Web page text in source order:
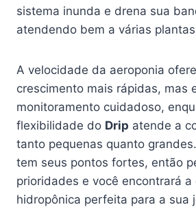
sistema inunda e drena sua
atendendo bem a várias
A velocidade da aeroponia
crescimento mais rápidas, mas
monitoramento cuidadoso,
flexibilidade do Drip atende a
tanto pequenas quanto
tem seus pontos fortes, então
prioridades e você encontrará a
hidropônica perfeita para a sua